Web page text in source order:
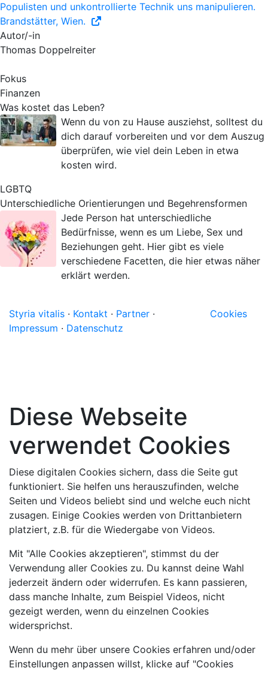
Populisten und unkontrollierte Technik uns manipulieren.
Brandstätter, Wien.
Autor/-in
Thomas Doppelreiter
Fokus
Finanzen
Was kostet das Leben?
Wenn du von zu Hause ausziehst, solltest du
dich darauf vorbereiten und vor dem Auszug
überprüfen, wie viel dein Leben in etwa
kosten wird.
LGBTQ
Unterschiedliche Orientierungen und Begehrensformen
Jede Person hat unterschiedliche
Bedürfnisse, wenn es um Liebe, Sex und
Beziehungen geht. Hier gibt es viele
verschiedene Facetten, die hier etwas näher
erklärt werden.
Styria vitalis · Kontakt · Partner ·
Impressum · Datenschutz
Cookies
Diese Webseite
verwendet Cookies
Diese digitalen Cookies sichern, dass die Seite gut
funktioniert. Sie helfen uns herauszufinden, welche
Seiten und Videos beliebt sind und welche euch nicht
zusagen. Einige Cookies werden von Drittanbietern
platziert, z.B. für die Wiedergabe von Videos.
Mit "Alle Cookies akzeptieren", stimmst du der
Verwendung aller Cookies zu. Du kannst deine Wahl
jederzeit ändern oder widerrufen. Es kann passieren,
dass manche Inhalte, zum Beispiel Videos, nicht
gezeigt werden, wenn du einzelnen Cookies
widersprichst.
Wenn du mehr über unsere Cookies erfahren und/oder
Einstellungen anpassen willst, klicke auf "Cookies